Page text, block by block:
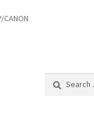
CANON
Search